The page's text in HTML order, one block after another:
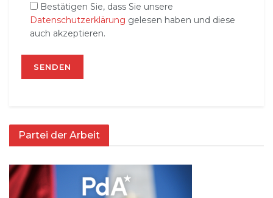
Bestätigen Sie, dass Sie unsere
Datenschutzerklärung gelesen haben und diese
auch akzeptieren.
Partei der Arbeit